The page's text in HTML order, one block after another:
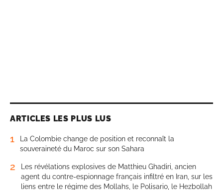
ARTICLES LES PLUS LUS
1
La Colombie change de position et reconnaît la
souveraineté du Maroc sur son Sahara
2
Les révélations explosives de Matthieu Ghadiri, ancien
agent du contre-espionnage français infiltré en Iran, sur les
liens entre le régime des Mollahs, le Polisario, le Hezbollah